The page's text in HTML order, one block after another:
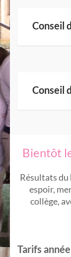
Conseil
Conseil
Bientôt
Résultats
espoir,
collège,
Tarifs